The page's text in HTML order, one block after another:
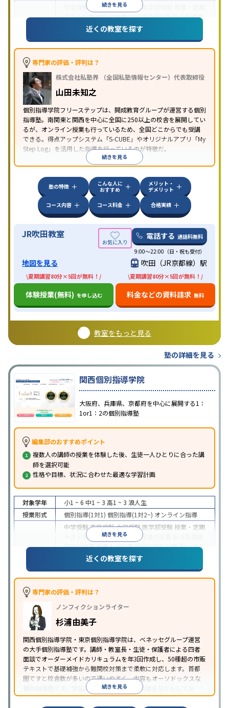
続きを見る
中学受験 高校受験大学受験 医学部受験
テスト対策内申点対策学習習慣の定着総合型選抜
(旧AO)対策推薦入試対策学校別特化対策
漢検(漢字検定)対策数学特化対策英語・英会話特化
特徴
中高一貫校生に対応
保証制度あり
授業の振替可能学習にPC・タブレッ
トを利用 オンライン対応
講習のみの受講可
近くの教室を探す
専門家の評価・評判は？
株式会社私塾界 （全国私塾情報センター）代表取締役
山田未知之
個別指導学院フリーステップは、開成教育グループが運営する個別
指導塾。南関東と関西を中心に全国に250以上の校舎を展開してい
るが、オンライン授業も行っているため、全国どこからでも受講
できる。得点アップシステム「S-CUBE」やオリジナルアプリ「My
Step Log」を活用した指導を行っているのが特徴だ。
続きを見る
塾の特徴
こんな人に
おすすめ
メリット・
デメリット
コース内容
コース料金 合格実績
JR吹田教室 電話する 通話料無料
9:00～22:00（日・祝も受付）
地図を見る 吹田（JR京都線）駅
\夏期講習80分×5回が無料！/
体験授業(無料) を申し込む
\夏期講習80分×5回が無料！/
料金などの資料請求 無料
教室をもっと見る
塾の詳細を見る
関西個別指導学院
大阪府、兵庫県、京都府を中心に展開する1：
1or1：2の個別指導塾
編集部のおすすめポイント
複数人の講師の授業を体験した後、生徒一人ひとりに合った講
師を選択可能
性格や目標、状況に合わせた最適な学習計画
続きを見る
対象学年 小1 ~ 6 中1 ~ 3 高1 ~ 3 浪人生
授業形式
個別指導(1対1) 個別指導(1対2~) オンライン指導
中学受験高校受験大学受験 医学部受験 授業・定期
テスト対策
内申点対策 学習習慣の定着
(旧AO)対策推薦入試対策学校別特化対策国公立大
私大対策共通テスト対策
その他科目別特化
中高一貫校生に対応
校生に対応 オンライン対応
節講習のみの受講可発達障害の子どもに対応
室あり
近くの教室を探す
専門家の評価・評判は？
ノンフィクションライター
杉浦由美子
関西個別指導学院・東京個別指導学院は、ベネッセグループ運営
の大手個別指導塾です。講師・教室長・生徒・保護者による四者
面談でオーダーメイドカリキュラムを年3回作成し、50種超の市販
テキストで基礎補強から難関校対策まで柔軟に対応します。首都
圏ですと校舎数が多いので通いやすく、内容もオーソドックスな
個別指導塾です。学生講師たちが自主的に勉強会などもしてお
り、学生講師の頑張りが目立ちます。
続きを見る